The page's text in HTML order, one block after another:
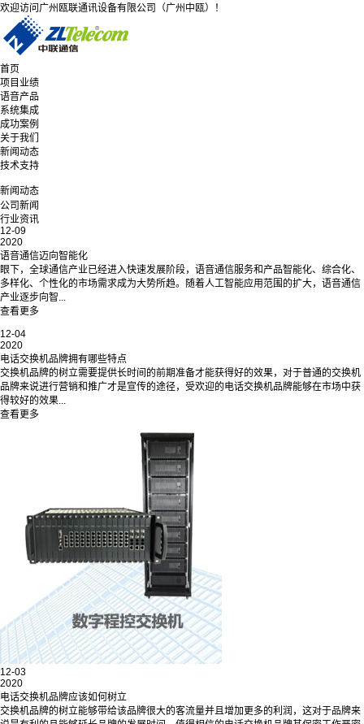
欢迎访问广州瓯联通讯设备有限公司（广州中瓯）！
首页
项目业绩
语音产品
系统集成
成功案例
关于我们
新闻动态
技术支持
新闻动态
公司新闻
行业资讯
12-09
2020
语音通信迈向智能化
眼下，全球通信产业已经进入快速发展阶段，语音通信服务和产品智能化、综合化、
多样化、个性化的市场需求成为大势所趋。随着人工智能应用范围的扩大，语音通信
产业逐步向智...
查看更多
12-04
2020
电话交换机品牌拥有哪些特点
交换机品牌的树立需要提供长时间的前期准备才能获得好的效果，对于普通的交换机
品牌来说进行营销和推广才是宣传的途径，受欢迎的电话交换机品牌能够在市场中获
得较好的效果...
查看更多
12-03
2020
电话交换机品牌应该如何树立
交换机品牌的树立能够带给该品牌很大的客流量并且增加更多的利润，这对于品牌来